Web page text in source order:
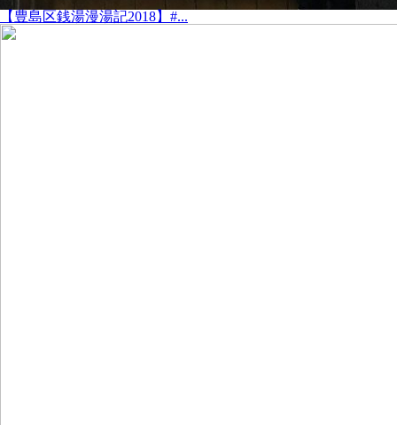
【豊島区銭湯漫湯記2018】#...